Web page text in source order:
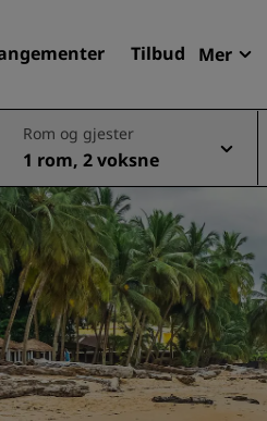
Tilbud Mer
Finn ditt hotell
Reisemål
Feriesteder
Betjente leiligheter
Flyplasshoteller
Nye og kommende
Møter og arrangementer
Rom og gjester
1 rom, 2 voksne